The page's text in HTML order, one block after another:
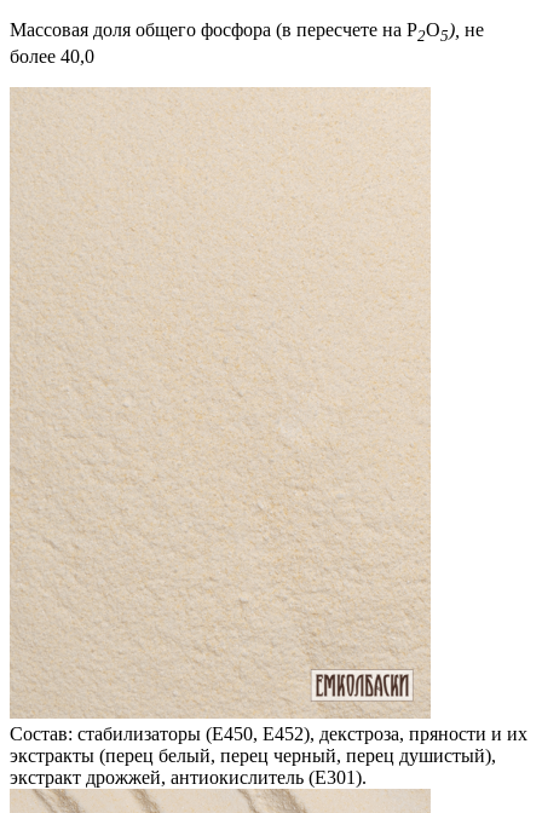
Массовая доля общего фосфора (в пересчете на Р2О5), не
более 40,0
Состав: стабилизаторы (Е450, Е452), декстроза, пряности и их
экстракты (перец белый, перец черный, перец душистый),
экстракт дрожжей, антиокислитель (Е301).